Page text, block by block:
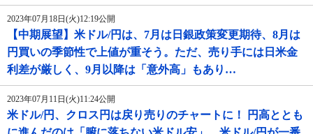
2023年07月18日(火)12:19公開
【中期展望】米ドル/円は、7月は日銀政策変更期待、8月は
円買いの季節性で上値が重そう。ただ、売り手には日米金
利差が厳しく、9月以降は「意外高」もあり…
2023年07月11日(火)11:24公開
米ドル/円、クロス円は戻り売りのチャートに！ 円高ととも